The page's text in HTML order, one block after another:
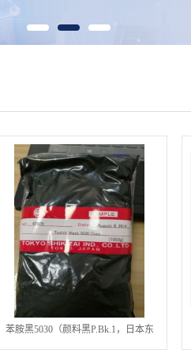
苯胺黑5030（颜料黑P.Bk.1，日本东
京色材）环保符合PAHS，ROHS